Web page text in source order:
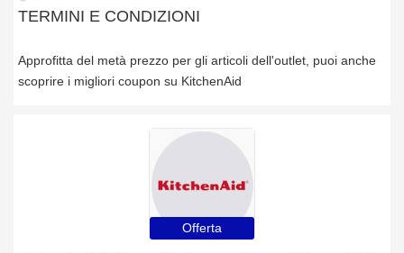
TERMINI E CONDIZIONI
Approfitta del metà prezzo per gli articoli dell'outlet, puoi anche
scoprire i migliori coupon su KitchenAid
Offerta